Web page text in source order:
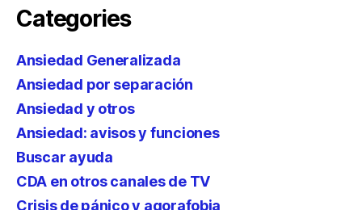
Categories
Ansiedad Generalizada
Ansiedad por separación
Ansiedad y otros
Ansiedad: avisos y funciones
Buscar ayuda
CDA en otros canales de TV
Crisis de pánico y agorafobia